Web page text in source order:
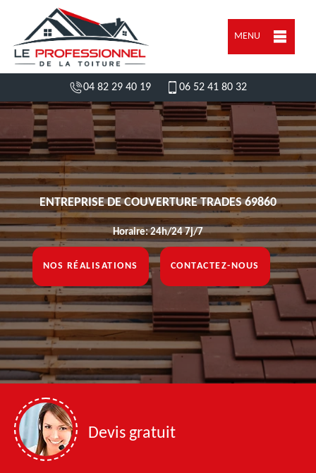
MENU
04 82 29 40 19 06 52 41 80 32
ENTREPRISE DE COUVERTURE TRADES 69860
Horaire: 24h/24 7j/7
NOS RÉALISATIONS CONTACTEZ-NOUS
Devis gratuit